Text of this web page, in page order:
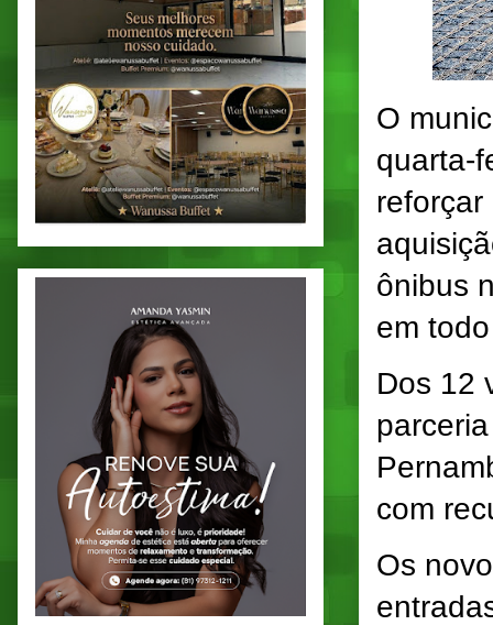
O
quarta-
ônibus
em
Dos 12
com
Os